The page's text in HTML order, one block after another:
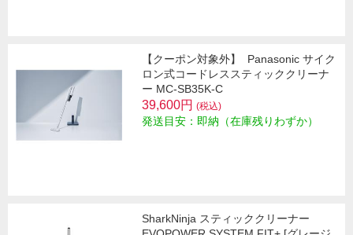
【クーポン対象外】
Panasonic サイク
ロン式コードレススティッククリーナ
ー MC-SB35K-C
39,600円 (税込)
発送目安：即納（在庫残りわずか）
SharkNinja スティッククリーナー